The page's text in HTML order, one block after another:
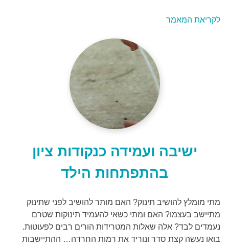
לקריאת המאמר
ישיבה ועמידה כנקודות ציון
בהתפתחות הילד
מתי מומלץ להושיב תינוק? האם מותר להושיב לפני שתינוק
מתיישב בעצמו? האם ומתי כשאי להעמיד תינוקות שטרם
נעמדים לבד? אלה שאלות המטרידות הורים רבים לפעוטות.
בואו נעשה קצת סדר ונוריד את רמות החרדה… ההתיישבות